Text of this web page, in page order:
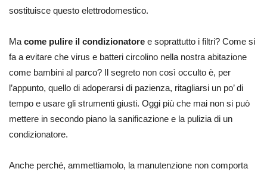
sostituisce questo elettrodomestico.
Ma come pulire il condizionatore e soprattutto i filtri? Come si
fa a evitare che virus e batteri circolino nella nostra abitazione
come bambini al parco? Il segreto non così occulto è, per
l’appunto, quello di adoperarsi di pazienza, ritagliarsi un po’ di
tempo e usare gli strumenti giusti. Oggi più che mai non si può
mettere in secondo piano la sanificazione e la pulizia di un
condizionatore.
Anche perché, ammettiamolo, la manutenzione non comporta